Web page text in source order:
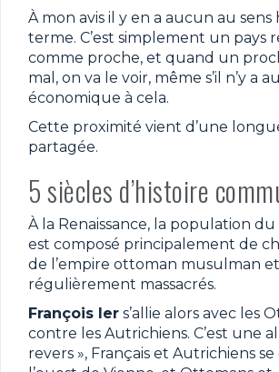
À mon avis il y en a aucun au
terme. C’est simplement un pays
comme proche, et quand un
mal, on va le voir, même s’il n’y a
économique à cela.
Cette proximité vient d’une
partagée.
5 siècles d’histoire
À la Renaissance, la population
est composé principalement de
de l’empire ottoman musulman
régulièrement massacrés.
François Ier s’allie alors avec les
contre les Autrichiens. C’est une
revers », Français et Autrichiens